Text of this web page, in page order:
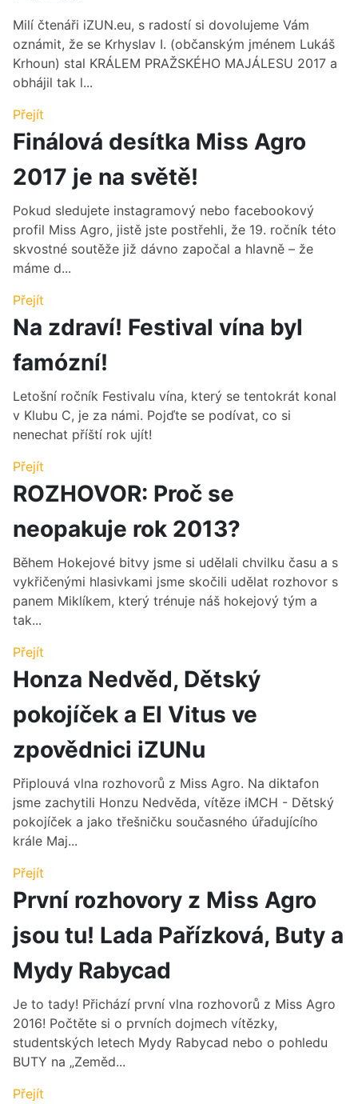
Milí čtenáři iZUN.eu, s radostí si dovolujeme Vám
oznámit, že se Krhyslav I. (občanským jménem Lukáš
Krhoun) stal KRÁLEM PRAŽSKÉHO MAJÁLESU 2017 a
obhájil tak l...
Přejít
Finálová desítka Miss Agro
2017 je na světě!
Pokud sledujete instagramový nebo facebookový
profil Miss Agro, jistě jste postřehli, že 19. ročník této
skvostné soutěže již dávno započal a hlavně – že
máme d...
Přejít
Na zdraví! Festival vína byl
famózní!
Letošní ročník Festivalu vína, který se tentokrát konal
v Klubu C, je za námi. Pojďte se podívat, co si
nenechat příští rok ujít!
Přejít
ROZHOVOR: Proč se
neopakuje rok 2013?
Během Hokejové bitvy jsme si udělali chvilku času a s
vykřičenými hlasivkami jsme skočili udělat rozhovor s
panem Miklíkem, který trénuje náš hokejový tým a
tak...
Přejít
Honza Nedvěd, Dětský
pokojíček a El Vitus ve
zpovědnici iZUNu
Připlouvá vlna rozhovorů z Miss Agro. Na diktafon
jsme zachytili Honzu Nedvěda, vítěze iMCH - Dětský
pokojíček a jako třešničku současného úřadujícího
krále Maj...
Přejít
První rozhovory z Miss Agro
jsou tu! Lada Pařízková, Buty a
Mydy Rabycad
Je to tady! Přichází první vlna rozhovorů z Miss Agro
2016! Počtěte si o prvních dojmech vítězky,
studentských letech Mydy Rabycad nebo o pohledu
BUTY na „Zeměd...
Přejít